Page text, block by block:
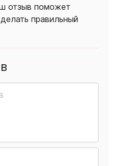
отзыв поможет
правильный